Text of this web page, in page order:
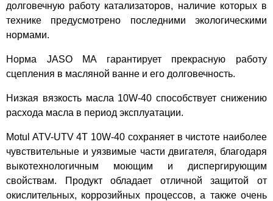
долговечную работу катализаторов, наличие которых в
технике предусмотрено последними экологическими
нормами.
Норма JASO MA гарантирует прекрасную работу
сцепления в масляной ванне и его долговечность.
Низкая вязкость масла 10W-40 способствует снижению
расхода масла в период эксплуатации.
Motul ATV-UTV 4T 10W-40 сохраняет в чистоте наиболее
чувствительные и уязвимые части двигателя, благодаря
выкотехнологичным моющим и диспергирующим
свойствам. Продукт обладает отличной защитой от
окислительных, коррозийных процессов, а также очень